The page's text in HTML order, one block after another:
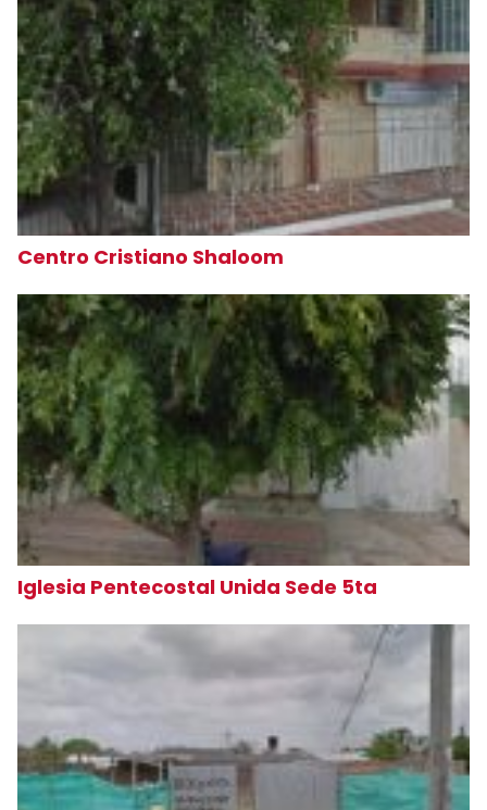
Centro Cristiano Shaloom
Iglesia Pentecostal Unida Sede 5ta